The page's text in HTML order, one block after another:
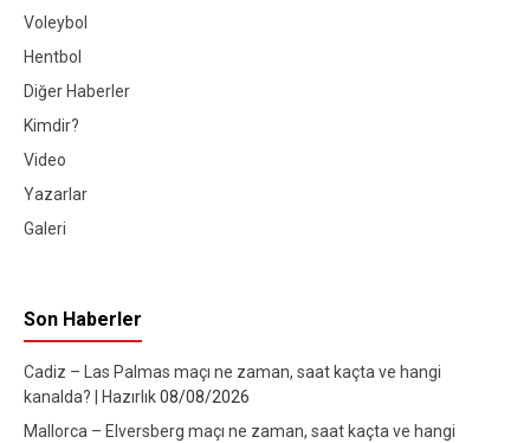
Voleybol
Hentbol
Diğer Haberler
Kimdir?
Video
Yazarlar
Galeri
Son Haberler
Cadiz – Las Palmas maçı ne zaman, saat kaçta ve hangi
kanalda? | Hazırlık08/08/2026
Mallorca – Elversberg maçı ne zaman, saat kaçta ve hangi